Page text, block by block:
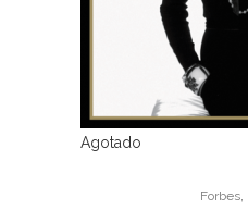
Agotado
Forbes,